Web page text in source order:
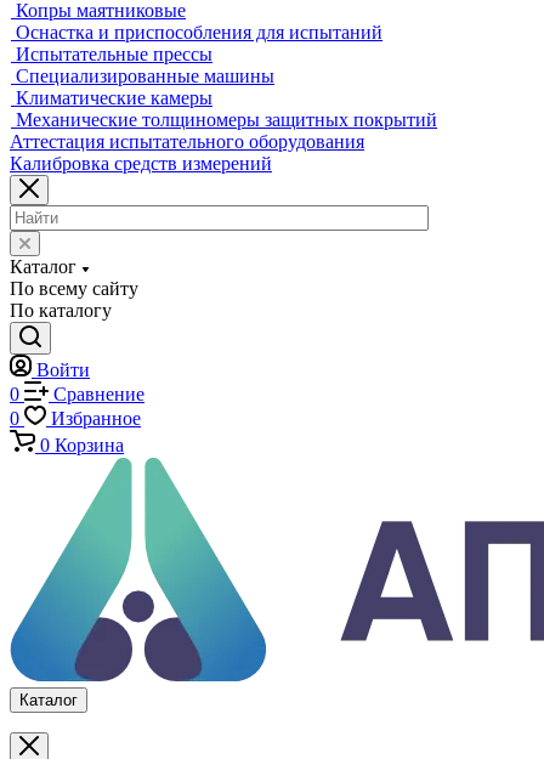
Разрушающий контроль
Универсальные гидравлические разрывные машины
Универсальные электромеханические разрывные
машины
Машины для испытаний на усталость
Экстензометры (Измерители деформации)
Системы температурных испытаний
Машины на кручение
Машины на изгиб
Копры маятниковые
Оснастка и приспособления для испытаний
Испытательные прессы
Специализированные машины
Климатические камеры
Механические толщиномеры защитных покрытий
Аттестация испытательного оборудования
Калибровка средств измерений
Каталог
По всему сайту
По каталогу
Войти
0
Сравнение
0
Избранное
0